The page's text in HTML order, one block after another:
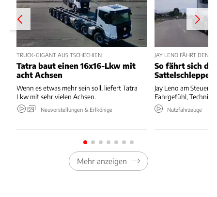
TRUCK-GIGANT AUS TSCHECHIEN
Tatra baut einen 16x16-Lkw mit
acht Achsen
Wenn es etwas mehr sein soll, liefert Tatra
Lkw mit sehr vielen Achsen.
Neuvorstellungen & Erlkönige
JAY LENO FÄHRT DEN
So fährt sich
Sattelschlepper
Jay Leno am Steuer
Fahrgefühl, Technik
Nutzfahrzeuge
Mehr anzeigen